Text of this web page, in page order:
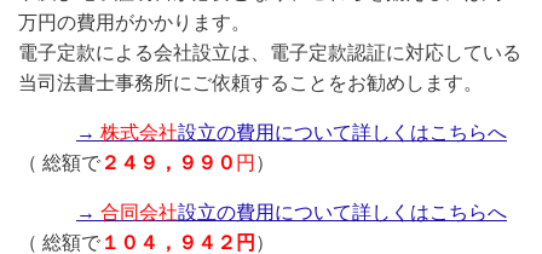
万円の費用がかかります。
電子定款による会社設立は、電子定款認証に対応している
当司法書士事務所にご依頼することをお勧めします。
→ 株式会社設立の費用について詳しくはこちらへ
（ 総額で ２４９，９９０ 円 ）
→ 合同会社設立の費用について詳しくはこちらへ
（ 総額で １０４，９４２円 ）